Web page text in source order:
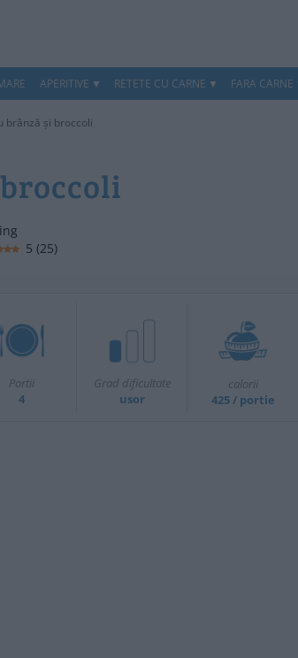
APERITIVE RETETE CU CARNE FARA CARNE
brânză și broccoli
5 (25)
Portii
4
Grad dificultate
usor
calorii
425 / portie